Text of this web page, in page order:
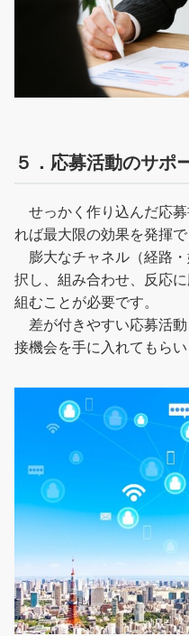
５．応募活動のサポ
せっかく作り込んだ応
れば最大限の効果を発揮で
膨大なチャネル（経路
択し、組み合わせ、反応
組むことが必要です。
差が付きやすい応募活
接機会を手に入れてもらい